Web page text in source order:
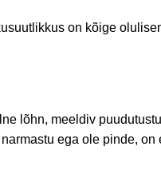
on kõige
lõhn, meeldiv
ega ole pinde,